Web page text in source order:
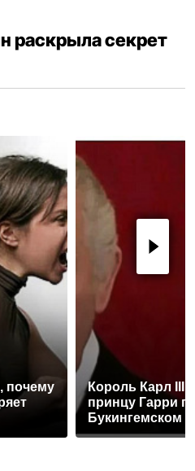
раскрыла секрет
почему
Король Карл III
принцу Гарри
Букингемском